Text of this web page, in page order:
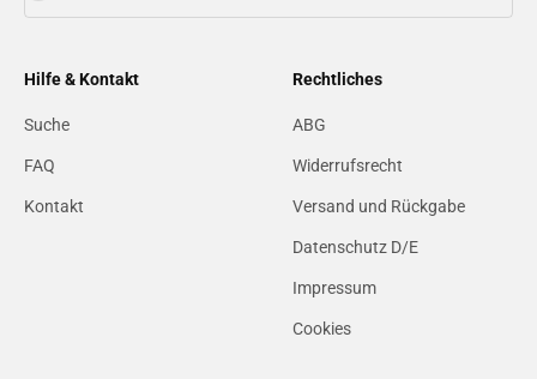
Hilfe & Kontakt
Suche
FAQ
Kontakt
Rechtliches
ABG
Widerrufsrecht
Versand und Rückgabe
Datenschutz D/E
Impressum
Cookies